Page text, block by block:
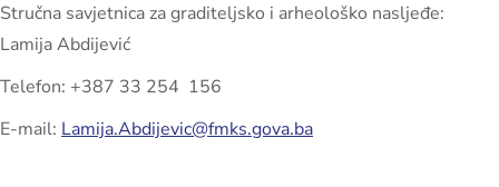
Stručna savjetnica za graditeljsko i arheološko nasljeđe:
Lamija Abdijević
Telefon: +387 33 254 156
E-mail: Lamija.Abdijevic@fmks.gova.ba